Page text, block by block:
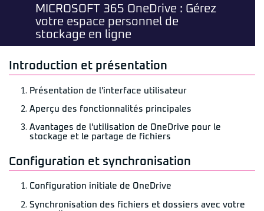
MICROSOFT 365 OneDrive : Gérez
votre espace personnel de
stockage en ligne
Introduction et présentation
Présentation de l'interface utilisateur
Aperçu des fonctionnalités principales
Avantages de l'utilisation de OneDrive pour le
stockage et le partage de fichiers
Configuration et synchronisation
Configuration initiale de OneDrive
Synchronisation des fichiers et dossiers avec votre